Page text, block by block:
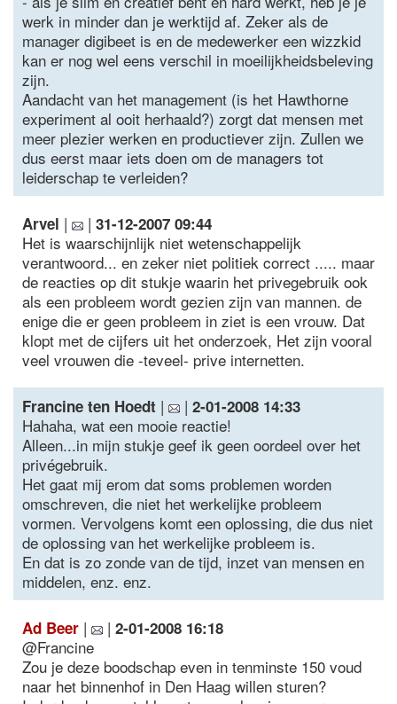
werk in minder dan je werktijd af. Zeker als de
manager digibeet is en de medewerker een wizzkid
kan er nog wel eens verschil in moeilijkheidsbeleving
zijn.
Aandacht van het management (is het Hawthorne
experiment al ooit herhaald?) zorgt dat mensen met
meer plezier werken en productiever zijn. Zullen we
dus eerst maar iets doen om de managers tot
leiderschap te verleiden?
Arvel | | 31-12-2007 09:44
Het is waarschijnlijk niet wetenschappelijk
verantwoord... en zeker niet politiek correct ..... maar
de reacties op dit stukje waarin het privegebruik ook
als een probleem wordt gezien zijn van mannen. de
enige die er geen probleem in ziet is een vrouw. Dat
klopt met de cijfers uit het onderzoek, Het zijn vooral
veel vrouwen die -teveel- prive internetten.
Francine ten Hoedt | | 2-01-2008 14:33
Hahaha, wat een mooie reactie!
Alleen...in mijn stukje geef ik geen oordeel over het
privégebruik.
Het gaat mij erom dat soms problemen worden
omschreven, die niet het werkelijke probleem
vormen. Vervolgens komt een oplossing, die dus niet
de oplossing van het werkelijke probleem is.
En dat is zo zonde van de tijd, inzet van mensen en
middelen, enz. enz.
Ad Beer | | 2-01-2008 16:18
@Francine
Zou je deze boodschap even in tenminste 150 voud
naar het binnenhof in Den Haag willen sturen?